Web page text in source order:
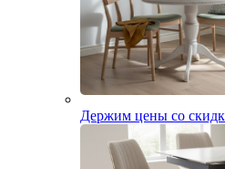
Держим цены со